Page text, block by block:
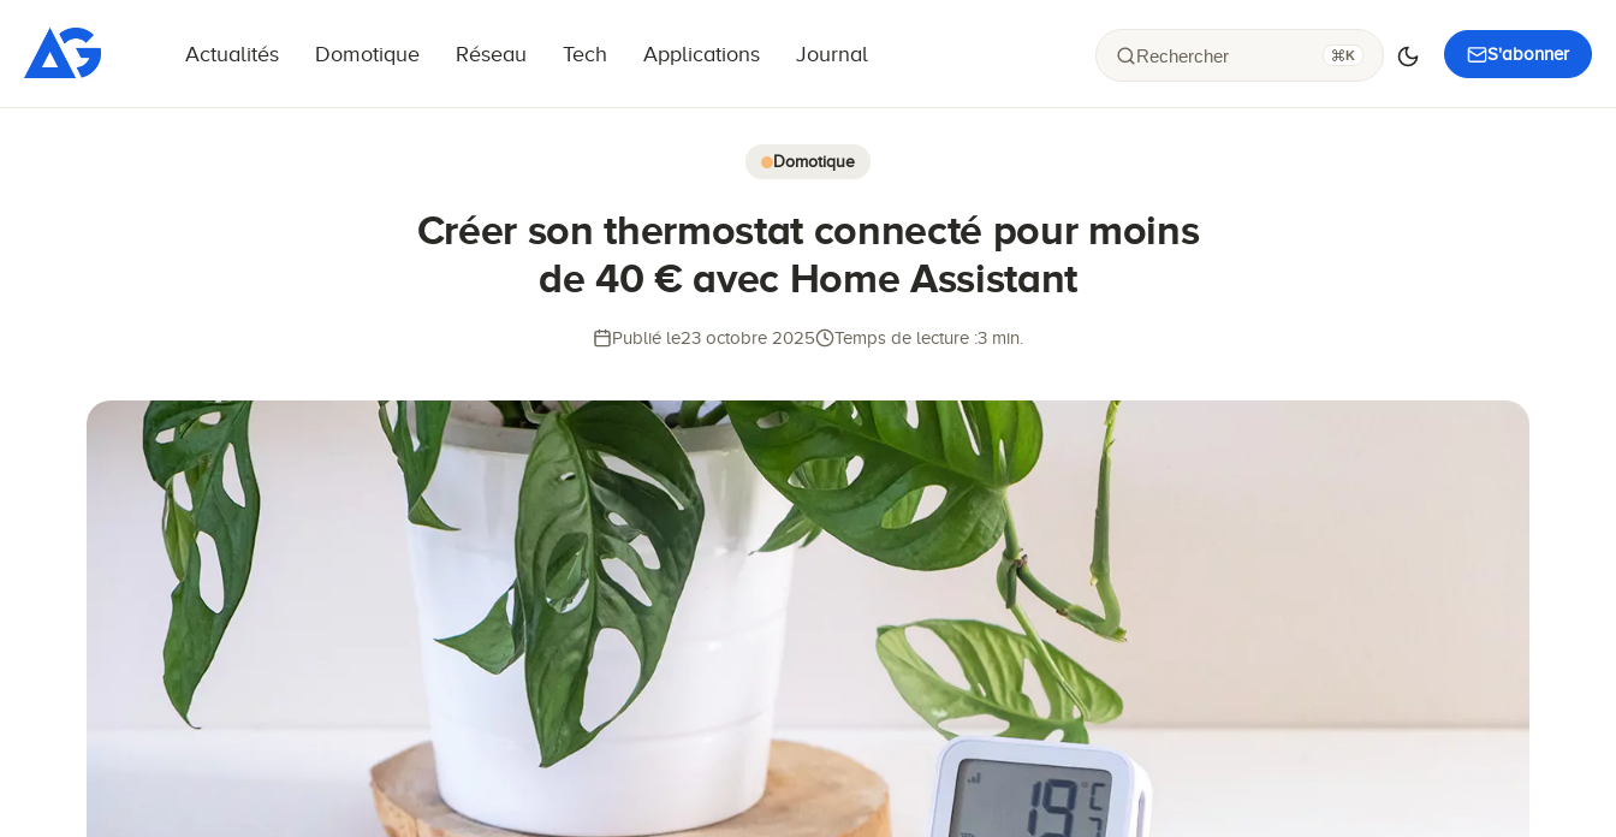
S'abonner
Rechercher K
Actualités Domotique Réseau Tech Applications Journal
Domotique
Créer son thermostat connecté pour moins
de 40 € avec Home Assistant
Publié le23 octobre 2025 Temps de lecture :3 min.